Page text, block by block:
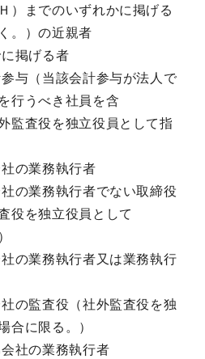
）までのいずれかに掲げる
。）の近親者
に掲げる者
参与（当該会計参与が法人で
行うべき社員を含
監査役を独立役員として指
の業務執行者
の業務執行者でない取締役
役を独立役員として
社の業務執行者又は業務執行
の監査役（社外監査役を独
合に限る。）
会社の業務執行者